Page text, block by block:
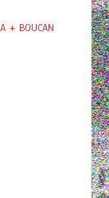
+ BOUCAN